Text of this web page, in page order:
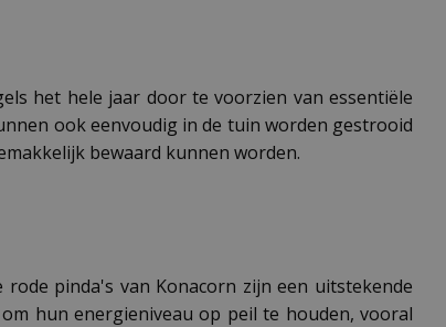
het hele jaar door te voorzien van essentiële
ook eenvoudig in de tuin worden gestrooid
bewaard kunnen worden.
pinda's van Konacorn zijn een uitstekende
hun energieniveau op peil te houden, vooral